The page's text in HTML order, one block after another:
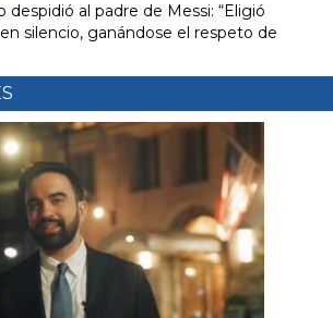
despidió al padre de Messi: “Eligió
silencio, ganándose el respeto de